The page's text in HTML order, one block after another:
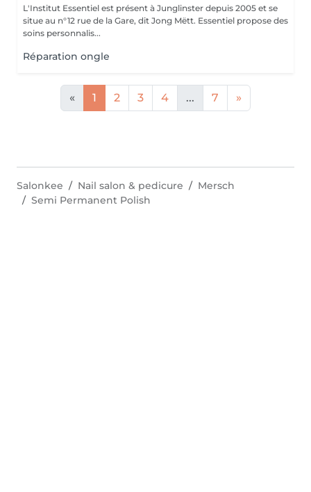
L'Institut Essentiel est présent à Junglinster depuis 2005 et se
situe au n°12 rue de la Gare, dit Jong Mëtt. Essentiel propose des
soins personnalis...
Réparation ongle
« 1 2 3 4 ... 7 »
Salonkee Nail salon & pedicure
Mersch
Semi Permanent Polish